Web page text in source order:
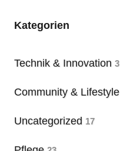
Kategorien
Technik & Innovation 3
Community & Lifestyle
Uncategorized 17